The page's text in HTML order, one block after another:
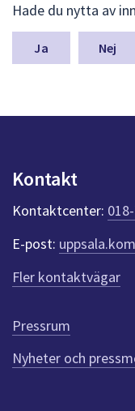
ä
m
a
n
k
e
r
f
ö
r
e
n
n
a
Hade du nytta av
Nej
Kontakt
Kontaktcenter:
E-post:
Fler kontaktvägar
Pressrum
Nyheter och